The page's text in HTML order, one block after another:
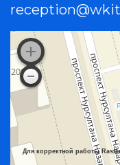
Для корректной работы